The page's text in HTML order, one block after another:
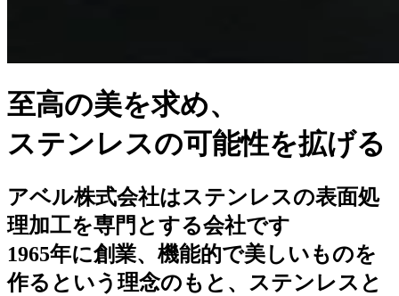
至高の美を求め、
ステンレスの可能性を拡げる
アベル株式会社はステンレスの表面処
理加工を専門とする会社です
1965年に創業、機能的で美しいものを
作るという理念のもと、ステンレスと